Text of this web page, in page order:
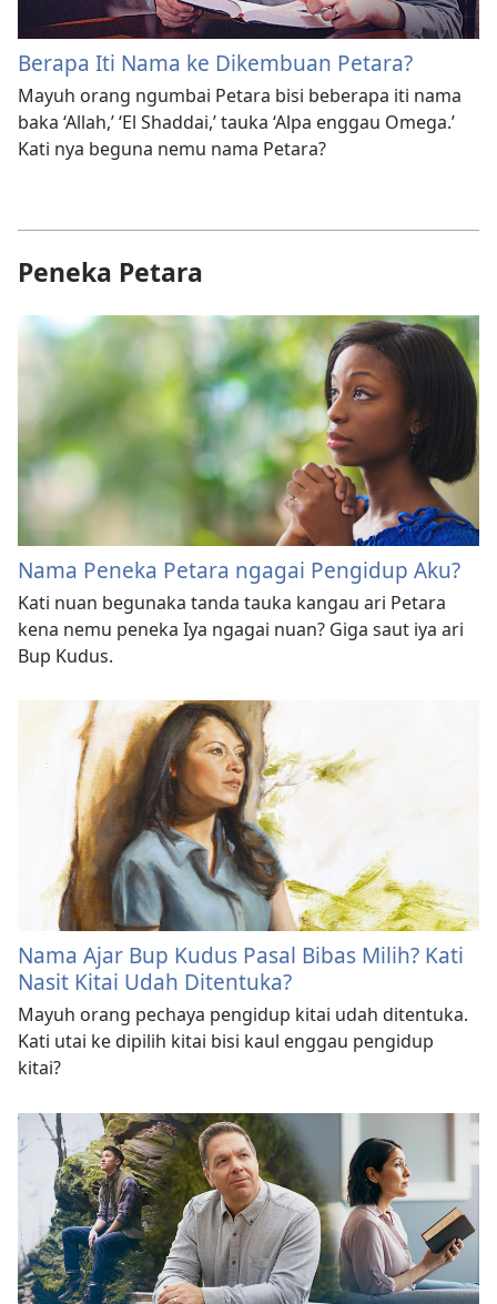
Berapa Iti Nama ke Dikembuan Petara?
Mayuh orang ngumbai Petara bisi beberapa iti nama
baka ‘Allah,’ ‘El Shaddai,’ tauka ‘Alpa enggau Omega.’
Kati nya beguna nemu nama Petara?
Peneka Petara
Nama Peneka Petara ngagai Pengidup Aku?
Kati nuan begunaka tanda tauka kangau ari Petara
kena nemu peneka Iya ngagai nuan? Giga saut iya ari
Bup Kudus.
Nama Ajar Bup Kudus Pasal Bibas Milih? Kati
Nasit Kitai Udah Ditentuka?
Mayuh orang pechaya pengidup kitai udah ditentuka.
Kati utai ke dipilih kitai bisi kaul enggau pengidup
kitai?